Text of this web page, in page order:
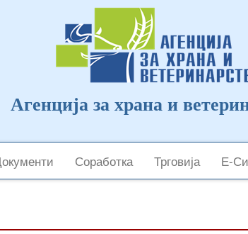
Агенција за храна и
Соработка Трговија Е-